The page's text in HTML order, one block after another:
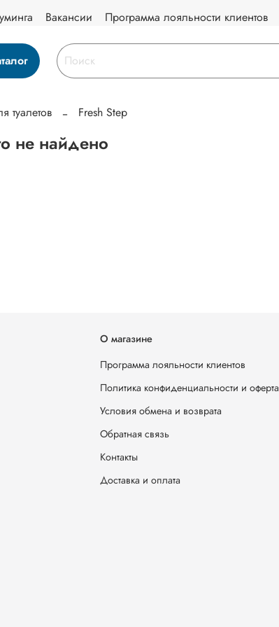
Вакансии Программа лояльности клиентов
туалетов Fresh Step
не найдено
О магазине
Программа лояльности клиентов
Политика конфиденциальности и оферта
Условия обмена и возврата
Обратная связь
Контакты
Доставка и оплата